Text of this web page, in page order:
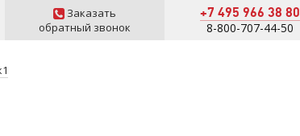
Заказать
обратный звонок
+7 495 966 38 80
8-800-707-44-50